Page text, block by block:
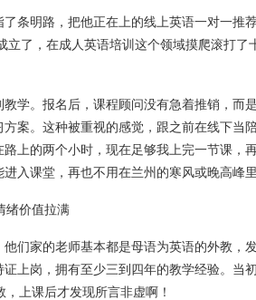
条明路，把他正在上的线上英语一对一推
立了，在成人英语培训这个领域摸爬滚打了
学。报名后，课程顾问没有急着推销，而
案。这种被重视的感觉，跟之前在线下当
上的两个小时，现在足够我上完一节课，
入课堂，再也不用在兰州的寒风或晚高峰里
绪价值拉满
们家的老师基本都是母语为英语的外教，
上岗，拥有至少三到四年的教学经验。当
上课后才发现所言非虚啊！